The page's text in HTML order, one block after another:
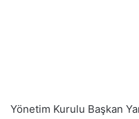
Yönetim Kurulu Başkan